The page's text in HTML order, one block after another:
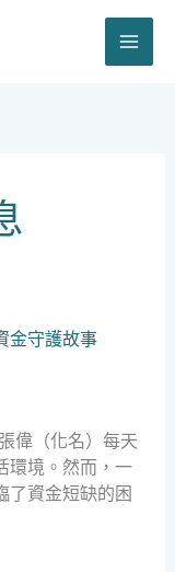
金守護故事
偉（化名）每天
環境。然而，一
了資金短缺的困